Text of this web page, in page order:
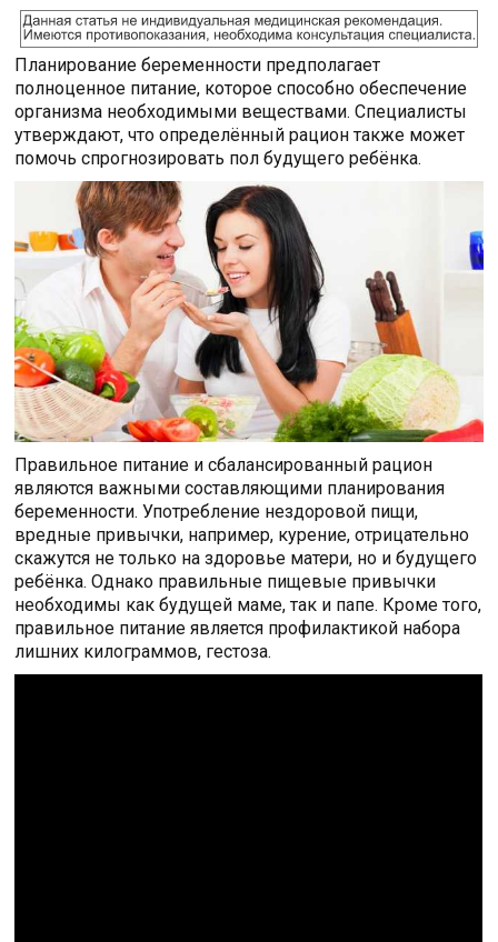
Планирование беременности предполагает
полноценное питание, которое способно обеспечение
организма необходимыми веществами. Специалисты
утверждают, что определённый рацион также может
помочь спрогнозировать пол будущего ребёнка.
Правильное питание и сбалансированный рацион
являются важными составляющими планирования
беременности. Употребление нездоровой пищи,
вредные привычки, например, курение, отрицательно
скажутся не только на здоровье матери, но и будущего
ребёнка. Однако правильные пищевые привычки
необходимы как будущей маме, так и папе. Кроме того,
правильное питание является профилактикой набора
лишних килограммов, гестоза.